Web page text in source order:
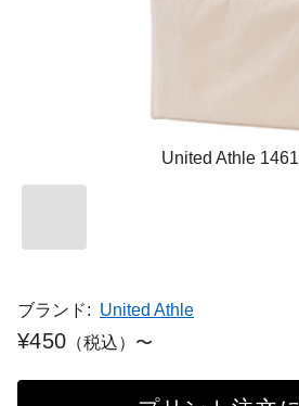
United Athle
ブランド: United Athle
¥450 （税込）〜